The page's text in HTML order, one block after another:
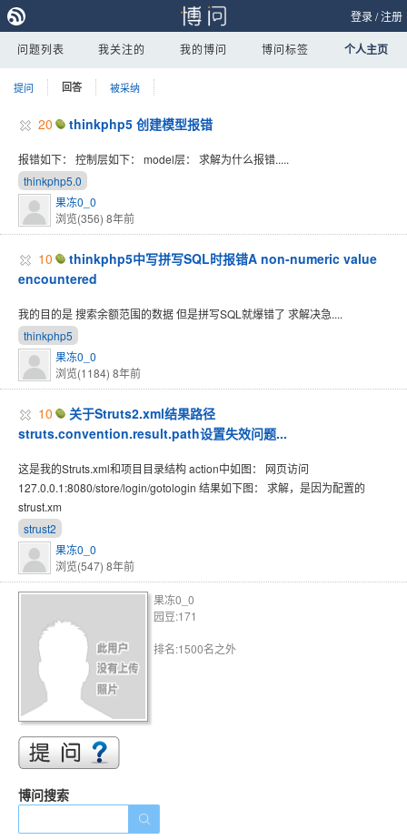
登录/注册
问题列表 我关注的 我的博问 博问标签 个人主页
提问 回答 被采纳
20 thinkphp5 创建模型报错
报错如下： 控制层如下： model层： 求解为什么报错.....
thinkphp5.0
果冻0_0
浏览(356) 8年前
10
thinkphp5中写拼写SQL时报错A non-numeric value
encountered
我的目的是 搜索余额范围的数据 但是拼写SQL就爆错了 求解决急....
thinkphp5
果冻0_0
浏览(1184) 8年前
10
关于Struts2.xml结果路径
struts.convention.result.path设置失效问题...
这是我的Struts.xml和项目目录结构 action中如图： 网页访问
127.0.0.1:8080/store/login/gotologin 结果如下图： 求解，是因为配置的
strust.xm
strust2
果冻0_0
浏览(547) 8年前
果冻0_0
园豆:171
排名:1500名之外
博问搜索